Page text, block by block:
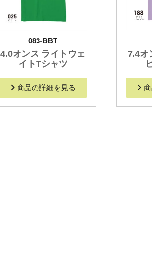
083-BBT
4.0オンス ライトウェ
イトTシャツ
商品の詳細を見る
7.4オ